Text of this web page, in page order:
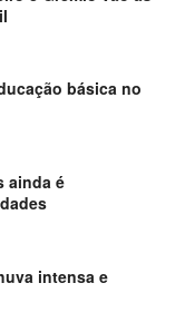
básica no
ainda é
intensa e